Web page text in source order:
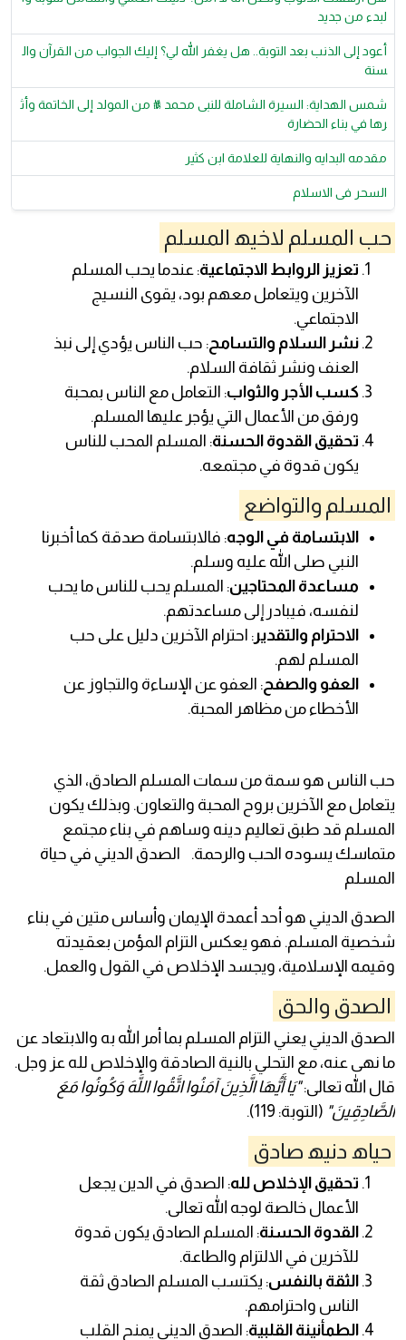
لبدء من جديد
أعود إلى الذنب بعد التوبة.. هل يغفر الله لي؟ إليك الجواب من القرآن وال
سنة
شمس الهداية: السيرة الشاملة للنبى محمد ﷺ من المولد إلى الخاتمة وأث
رها في بناء الحضارة
مقدمه البدايه والنهاية للعلامة ابن كثير
السحر فى الاسلام
حب المسلم لاخيھ المسلم
تعزيز الروابط الاجتماعية: عندما يحب المسلم
الآخرين ويتعامل معهم بود، يقوى النسيج
الاجتماعي.
نشر السلام والتسامح: حب الناس يؤدي إلى نبذ
العنف ونشر ثقافة السلام.
كسب الأجر والثواب: التعامل مع الناس بمحبة
ورفق من الأعمال التي يؤجر عليها المسلم.
تحقيق القدوة الحسنة: المسلم المحب للناس
يكون قدوة في مجتمعه.
المسلم والتواضع
الابتسامة في الوجه: فالابتسامة صدقة كما أخبرنا
النبي صلى الله عليه وسلم.
مساعدة المحتاجين: المسلم يحب للناس ما يحب
لنفسه، فيبادر إلى مساعدتهم.
الاحترام والتقدير : احترام الآخرين دليل على حب
المسلم لهم.
العفو والصفح: العفو عن الإساءة والتجاوز عن
الأخطاء من مظاهر المحبة.
حب الناس هو سمة من سمات المسلم الصادق، الذي
يتعامل مع الآخرين بروح المحبة والتعاون. وبذلك يكون
المسلم قد طبق تعاليم دينه وساهم في بناء مجتمع
متماسك يسوده الحب والرحمة. الصدق الديني في حياة
المسلم
الصدق الديني هو أحد أعمدة الإيمان وأساس متين في بناء
شخصية المسلم. فهو يعكس التزام المؤمن بعقيدته
وقيمه الإسلامية، ويجسد الإخلاص في القول والعمل.
الصدق والحق
الصدق الديني يعني التزام المسلم بما أمر الله به والابتعاد عن
ما نهى عنه، مع التحلي بالنية الصادقة والإخلاص لله عز وجل.
قال الله تعالى:"يَا أَيُّهَا الَّذِينَ آمَنُوا اتَّقُوا اللَّهَ وَكُونُوا مَعَ
الصَّادِقِينَ" (التوبة: 119).
حياھ دنيھ صادق
تحقيق الإخلاص لله: الصدق في الدين يجعل
الأعمال خالصة لوجه الله تعالى.
القدوة الحسنة: المسلم الصادق يكون قدوة
للآخرين في الالتزام والطاعة.
الثقة بالنفس: يكتسب المسلم الصادق ثقة
الناس واحترامهم.
الطمأنينة القلبية: الصدق الديني يمنح القلب